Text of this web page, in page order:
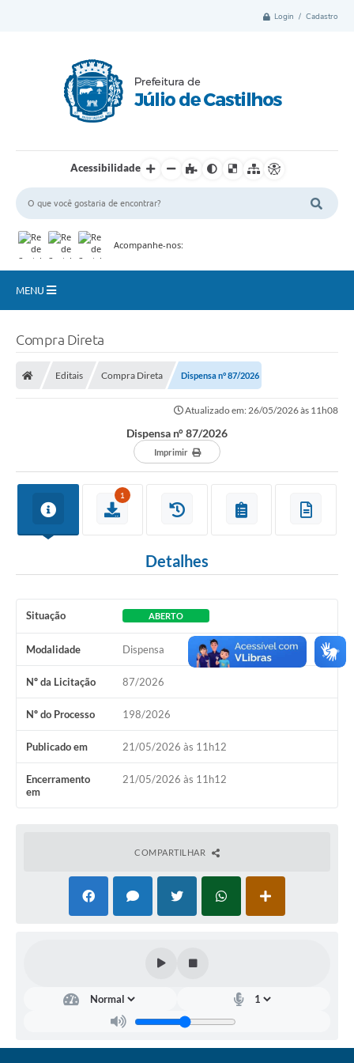
Login / Cadastro
Acessibilidade
Acompanhe-nos:
MENU
PLANO ANUAL DE CONTRATAÇÕES (PAC)
Contato
Ordem de Serviços
Serviços e Informações Online
Licitações
Secretarias de Júlio de Castilhos
Coronavírus
Certidão Negativa
Alvará
Modelos de Requerimentos
Passe Livre Estudantil
Compra Direta
Editais Compra Direta Dispensa n° 87/2026
Atualizado em: 26/05/2026 às 11h08
Dispensa n° 87/2026
Imprimir
1
Detalhes
Situação ABERTO
Modalidade Dispensa
Nº da Licitação 87/2026
Nº do Processo 198/2026
Publicado em 21/05/2026 às 11h12
Encerramento
em
21/05/2026 às 11h12
COMPARTILHAR